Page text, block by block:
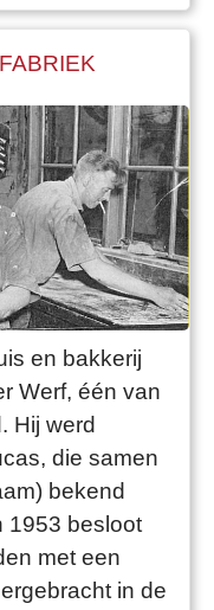
en bakkerij
Werf, één van
Hij werd
die samen
bekend
1953 besloot
met een
in de